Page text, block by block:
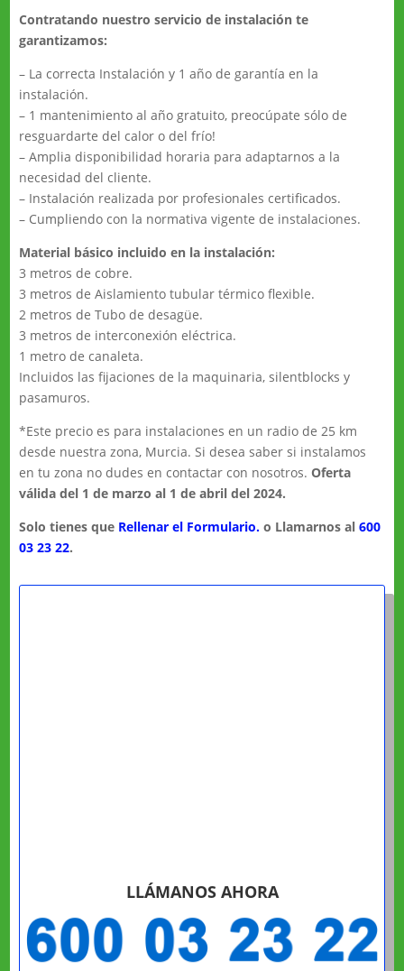
Contratando nuestro servicio de instalación te
garantizamos:
– La correcta Instalación y 1 año de garantía en la
instalación.
– 1 mantenimiento al año gratuito, preocúpate sólo de
resguardarte del calor o del frío!
– Amplia disponibilidad horaria para adaptarnos a la
necesidad del cliente.
– Instalación realizada por profesionales certificados.
– Cumpliendo con la normativa vigente de instalaciones.
Material básico incluido en la instalación:
3 metros de cobre.
3 metros de Aislamiento tubular térmico flexible.
2 metros de Tubo de desagüe.
3 metros de interconexión eléctrica.
1 metro de canaleta.
Incluidos las fijaciones de la maquinaria, silentblocks y
pasamuros.
*Este precio es para instalaciones en un radio de 25 km
desde nuestra zona, Murcia. Si desea saber si instalamos
en tu zona no dudes en contactar con nosotros.Oferta
válida del 1 de marzo al 1 de abril del 2024.
Solo tienes que Rellenar el Formulario. o Llamarnos al600
03 23 22.
LLÁMANOS AHORA